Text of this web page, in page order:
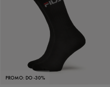
PROMO: DO -30%